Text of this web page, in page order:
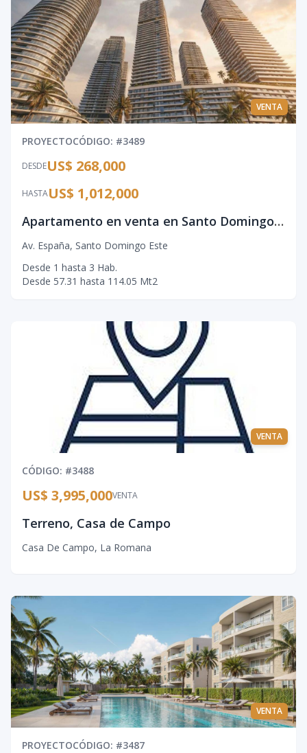
VENTA
PROYECTOCÓDIGO: #3489
DESDEUS$ 268,000
HASTAUS$ 1,012,000
Apartamento en venta en Santo Domingo Este con amenidades tipo resort
Av. España, Santo Domingo Este
Desde 1 hasta 3 Hab.
Desde 57.31 hasta 114.05 Mt2
VENTA
CÓDIGO: #3488
VENTA
US$ 3,995,000
Terreno, Casa de Campo
Casa De Campo, La Romana
VENTA
PROYECTOCÓDIGO: #3487